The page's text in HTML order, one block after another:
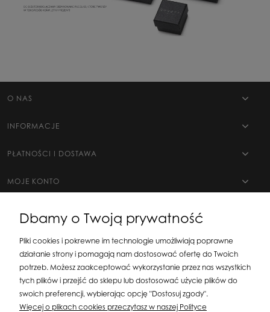
O NAS
INFORMACJE
PŁATNOŚCI I DOSTAWA
MOJE KONTO
Silit Group Maciej Suska
| ul. Astronomów 16, 80-299 Gdańsk, woj. pomorskie
Dbamy o Twoją prywatność
Pliki cookies i pokrewne im technologie umożliwiają poprawne
działanie strony i pomagają nam dostosować ofertę do Twoich
potrzeb. Możesz zaakceptować wykorzystanie przez nas wszystkich
tych plików i przejść do sklepu lub dostosować użycie plików do
swoich preferencji, wybierając opcję "Dostosuj zgody".
Więcej o plikach cookies przeczytasz w naszej Polityce